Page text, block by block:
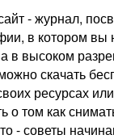
- журнал,
в котором вы
в высоком
скачать
ресурсах
о том как
- советы